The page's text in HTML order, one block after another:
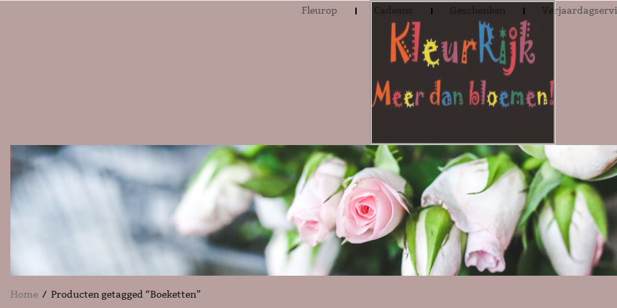
Fleurop Cadeaus Geschenken
Home / Producten getagged “Boeketten”